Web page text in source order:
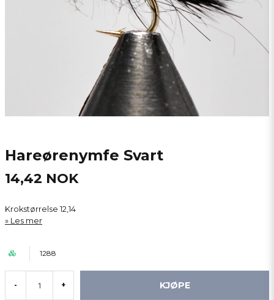
Hareørenymfe Svart
14,42 NOK
Krokstørrelse 12,14
Les mer
1288
- + KJØPE